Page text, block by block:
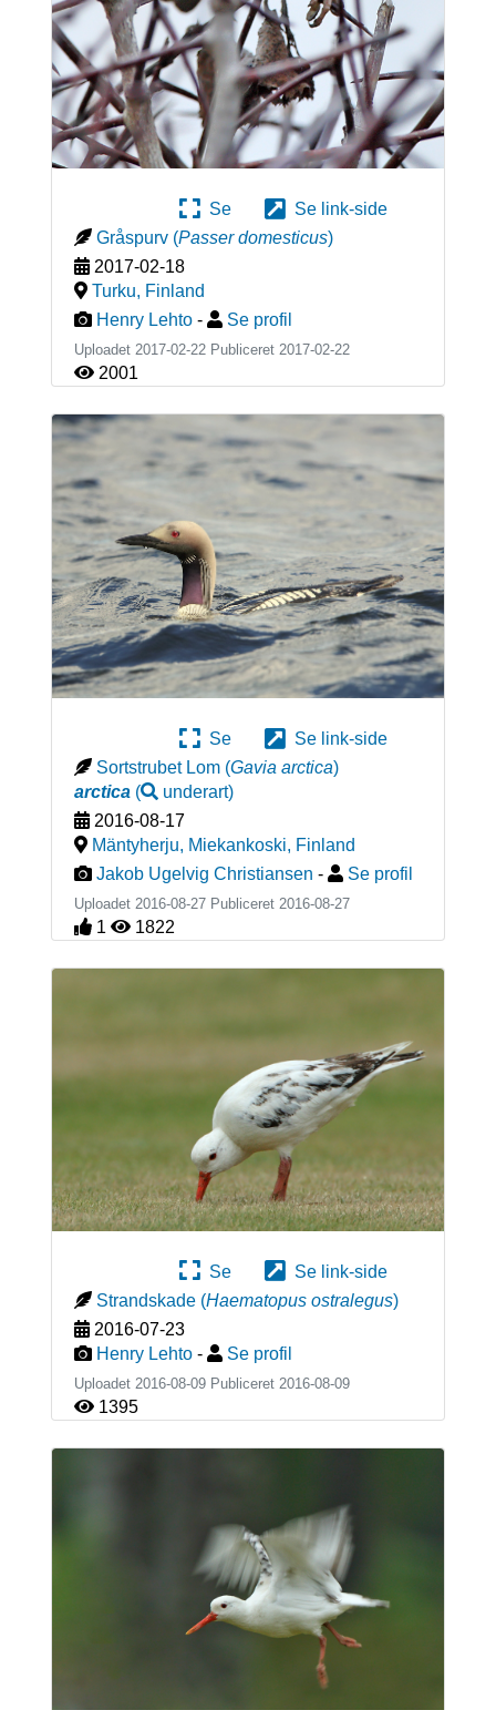
Se
Se link-side
Gråspurv (Passer domesticus)
2017-02-18
Turku, Finland
Henry Lehto - Se profil
Uploadet 2017-02-22 Publiceret 2017-02-22
2001
Se
Se link-side
Sortstrubet Lom (Gavia arctica)
arctica( underart)
2016-08-17
Mäntyherju, Miekankoski, Finland
Jakob Ugelvig Christiansen - Se profil
Uploadet 2016-08-27 Publiceret 2016-08-27
1 1822
Se
Se link-side
Strandskade (Haematopus ostralegus)
2016-07-23
Henry Lehto - Se profil
Uploadet 2016-08-09 Publiceret 2016-08-09
1395